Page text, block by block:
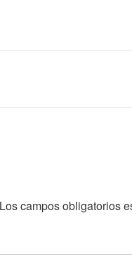
Los campos obligatorios